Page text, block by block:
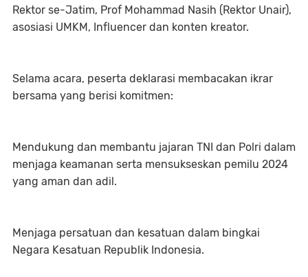
Rektor se-Jatim, Prof Mohammad Nasih (Rektor Unair),
asosiasi UMKM, Influencer dan konten kreator.
Selama acara, peserta deklarasi membacakan ikrar
bersama yang berisi komitmen:
Mendukung dan membantu jajaran TNI dan Polri dalam
menjaga keamanan serta mensukseskan pemilu 2024
yang aman dan adil.
Menjaga persatuan dan kesatuan dalam bingkai
Negara Kesatuan Republik Indonesia.